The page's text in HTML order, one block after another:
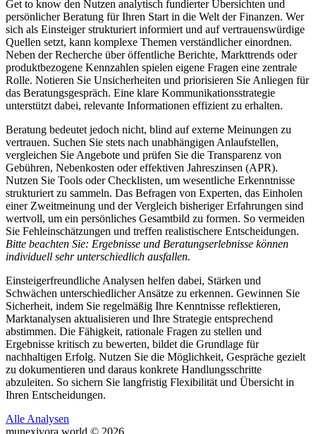
Get to know den Nutzen analytisch fundierter Übersichten und
persönlicher Beratung für Ihren Start in die Welt der Finanzen. Wer
sich als Einsteiger strukturiert informiert und auf vertrauenswürdige
Quellen setzt, kann komplexe Themen verständlicher einordnen.
Neben der Recherche über öffentliche Berichte, Markttrends oder
produktbezogene Kennzahlen spielen eigene Fragen eine zentrale
Rolle. Notieren Sie Unsicherheiten und priorisieren Sie Anliegen für
das Beratungsgespräch. Eine klare Kommunikationsstrategie
unterstützt dabei, relevante Informationen effizient zu erhalten.
Beratung bedeutet jedoch nicht, blind auf externe Meinungen zu
vertrauen. Suchen Sie stets nach unabhängigen Anlaufstellen,
vergleichen Sie Angebote und prüfen Sie die Transparenz von
Gebühren, Nebenkosten oder effektiven Jahreszinsen (APR).
Nutzen Sie Tools oder Checklisten, um wesentliche Erkenntnisse
strukturiert zu sammeln. Das Befragen von Experten, das Einholen
einer Zweitmeinung und der Vergleich bisheriger Erfahrungen sind
wertvoll, um ein persönliches Gesamtbild zu formen. So vermeiden
Sie Fehleinschätzungen und treffen realistischere Entscheidungen.
Bitte beachten Sie: Ergebnisse und Beratungserlebnisse können
individuell sehr unterschiedlich ausfallen.
Einsteigerfreundliche Analysen helfen dabei, Stärken und
Schwächen unterschiedlicher Ansätze zu erkennen. Gewinnen Sie
Sicherheit, indem Sie regelmäßig Ihre Kenntnisse reflektieren,
Marktanalysen aktualisieren und Ihre Strategie entsprechend
abstimmen. Die Fähigkeit, rationale Fragen zu stellen und
Ergebnisse kritisch zu bewerten, bildet die Grundlage für
nachhaltigen Erfolg. Nutzen Sie die Möglichkeit, Gespräche gezielt
zu dokumentieren und daraus konkrete Handlungsschritte
abzuleiten. So sichern Sie langfristig Flexibilität und Übersicht in
Ihren Entscheidungen.
Alle Analysen
munexivora.world © 2026